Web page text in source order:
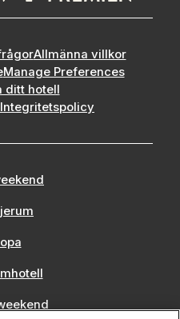
Allmänna villkor
Manage Preferences
ditt hotell